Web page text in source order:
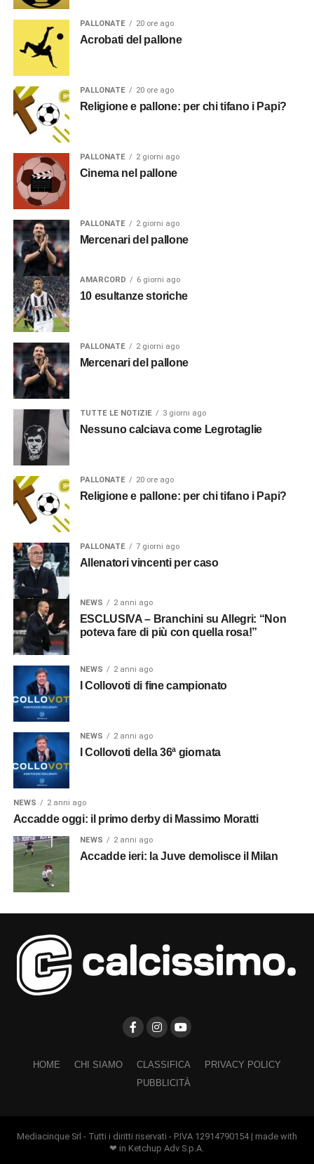
PALLONATE 20 ore ago
Acrobati del pallone
PALLONATE 20 ore ago
Religione e pallone: per chi tifano i Papi?
PALLONATE 2 giorni ago
Cinema nel pallone
PALLONATE 2 giorni ago
Mercenari del pallone
AMARCORD 6 giorni ago
10 esultanze storiche
PALLONATE 2 giorni ago
Mercenari del pallone
TUTTE LE NOTIZIE 3 giorni ago
Nessuno calciava come Legrotaglie
PALLONATE 20 ore ago
Religione e pallone: per chi tifano i Papi?
PALLONATE 7 giorni ago
Allenatori vincenti per caso
NEWS 2 anni ago
ESCLUSIVA – Branchini su Allegri: “Non
poteva fare di più con quella rosa!”
NEWS 2 anni ago
I Collovoti di fine campionato
NEWS 2 anni ago
I Collovoti della 36ª giornata
NEWS 2 anni ago
Accadde oggi: il primo derby di Massimo Moratti
NEWS 2 anni ago
Accadde ieri: la Juve demolisce il Milan
HOME CHI SIAMO CLASSIFICA
PRIVACY POLICY
PUBBLICITÀ
Mediacinque Srl - Tutti i diritti riservati - P.IVA 12914790154 | made with
❤ in Ketchup Adv S.p.A.